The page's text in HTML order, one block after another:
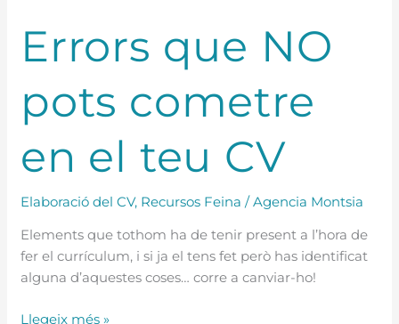
Errors que NO
pots cometre
en el teu CV
Elaboració del CV, Recursos Feina /Agencia Montsia
Elements que tothom ha de tenir present a l’hora de
fer el currículum, i si ja el tens fet però has identificat
alguna d’aquestes coses… corre a canviar-ho!
Errors
que
pots
cometre
el
teu
CV
Llegeix més »